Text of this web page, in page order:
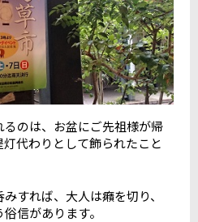
るのは、お盆にご先祖様が帰
代わりとして飾られたこと
すれば、大人は癪を切り、
信があります。